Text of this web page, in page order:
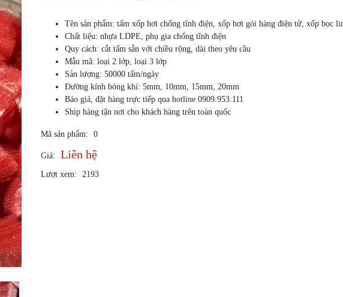
Tên sản phẩm: tấm xốp hơi chống tĩnh điện, xốp hơi gói hàng điện tử, xốp bọc
Chất liệu: nhựa LDPE, phụ gia chống tĩnh điện
Quy cách: cắt tấm sẵn với chiều rộng, dài theo yêu cầu
Mẫu mã: loại 2 lớp, loại 3 lớp
Sản lượng: 50000 tấm/ngày
Đường kính bóng khí: 5mm, 10mm, 15mm, 20mm
Báo giá, đặt hàng trực tiếp qua hotline 0909.953.111
Ship hàng tận nơi cho khách hàng trên toàn quốc
Mã sản phẩm: 0
Giá: Liên hệ
Lượt xem: 2193